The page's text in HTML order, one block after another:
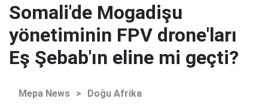
Somali'de Mogadişu
yönetiminin FPV drone'ları
Eş Şebab'ın eline mi geçti?
Mepa News > Doğu Afrika